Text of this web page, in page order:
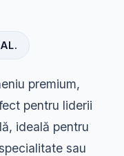
premium,
pentru liderii
ideală pentru
sau